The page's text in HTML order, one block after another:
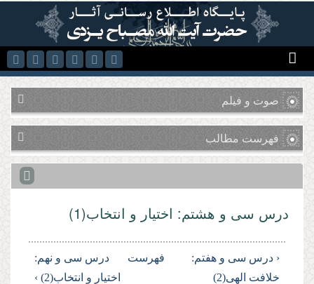
رفتن به محتوای اصلی
صوت و فیلم
فهرست مطالب
درس سی و هشتم: اختیار و انتخاب(1)
‹ درس سی و هفتم:
خلافت الهی(2)
فهرست
درس سی و نهم:
اختیار و انتخاب(2) ›